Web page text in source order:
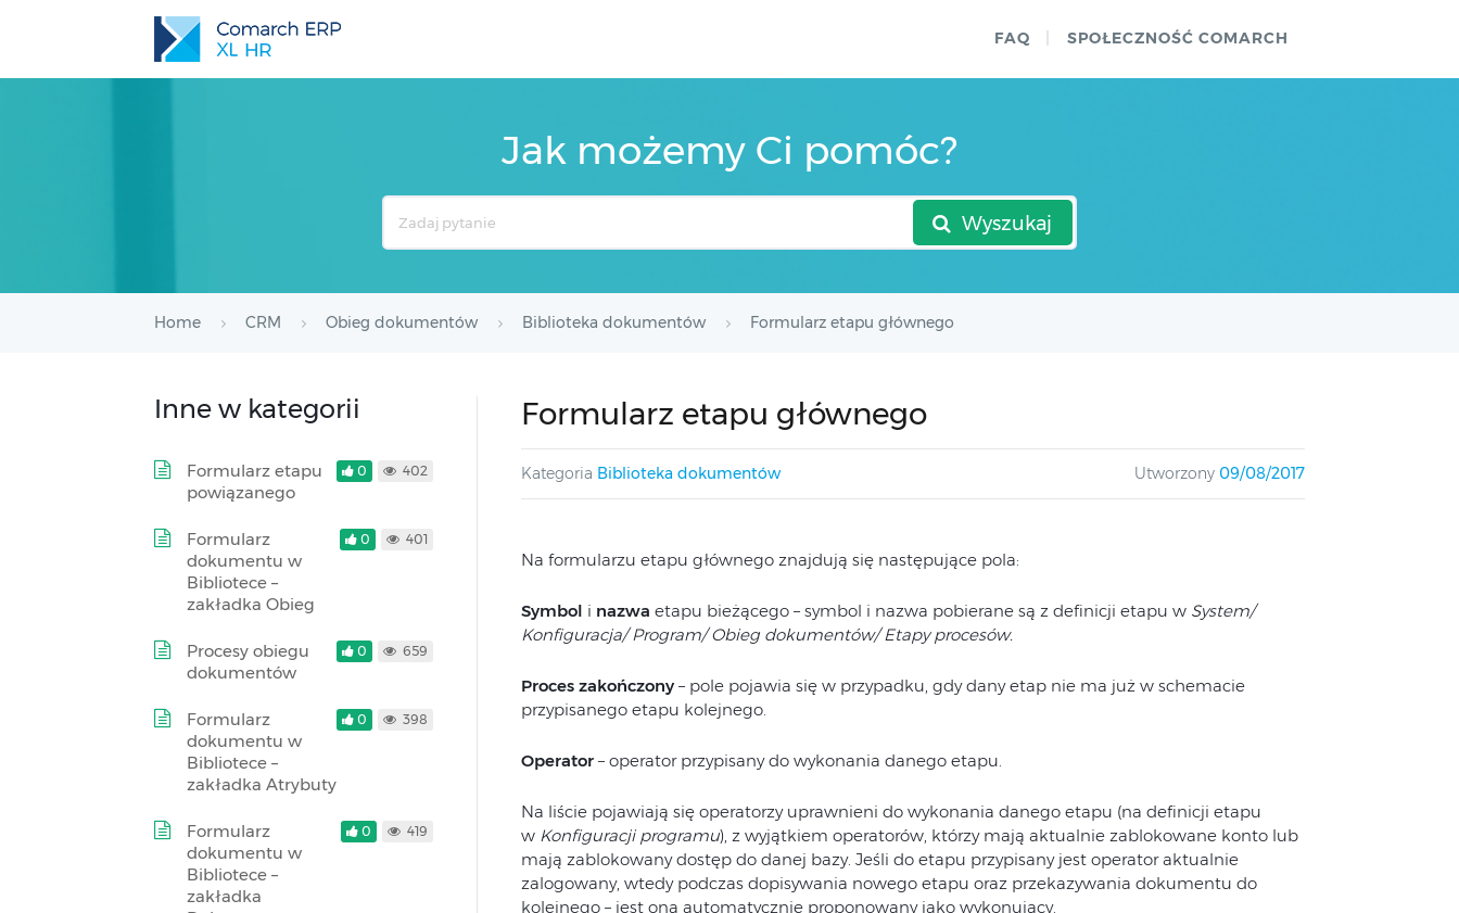
FAQ SPOŁECZNOŚĆ COMARCH
Jak możemy Ci pomóc?
Wyszukaj
Home CRM Obieg dokumentów Biblioteka dokumentów Formularz etapu głównego
Formularz etapu głównego
Kategoria Biblioteka dokumentów Utworzony 09/08/2017
Na formularzu etapu głównego znajdują się następujące pola:
Symbol i nazwa etapu bieżącego – symbol i nazwa pobierane są z definicji etapu w System/
Konfiguracja/ Program/ Obieg dokumentów/ Etapy procesów.
Proces zakończony – pole pojawia się w przypadku, gdy dany etap nie ma już w schemacie
przypisanego etapu kolejnego.
Operator– operator przypisany do wykonania danego etapu.
Na liście pojawiają się operatorzy uprawnieni do wykonania danego etapu (na definicji etapu
w Konfiguracji programu), z wyjątkiem operatorów, którzy mają aktualnie zablokowane konto lub
mają zablokowany dostęp do danej bazy. Jeśli do etapu przypisany jest operator aktualnie
zalogowany, wtedy podczas dopisywania nowego etapu oraz przekazywania dokumentu do
kolejnego – jest ona automatycznie proponowany jako wykonujący.
Inne w kategorii
Formularz etapu
powiązanego
0 402
Formularz
dokumentu w
Bibliotece –
zakładka Obieg
0 401
Procesy obiegu
dokumentów
0 659
Formularz
dokumentu w
Bibliotece –
zakładka Atrybuty
0 398
Formularz
dokumentu w
Bibliotece –
zakładka
0 419